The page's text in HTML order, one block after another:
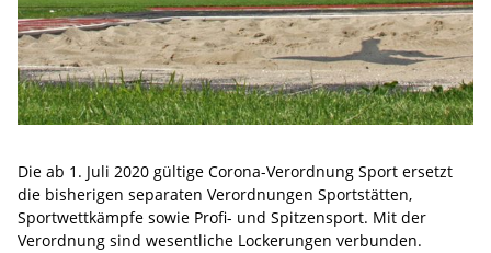
Die ab 1. Juli 2020 gültige Corona-Verordnung Sport ersetzt
die bisherigen separaten Verordnungen Sportstätten,
Sportwettkämpfe sowie Profi- und Spitzensport. Mit der
Verordnung sind wesentliche Lockerungen verbunden.